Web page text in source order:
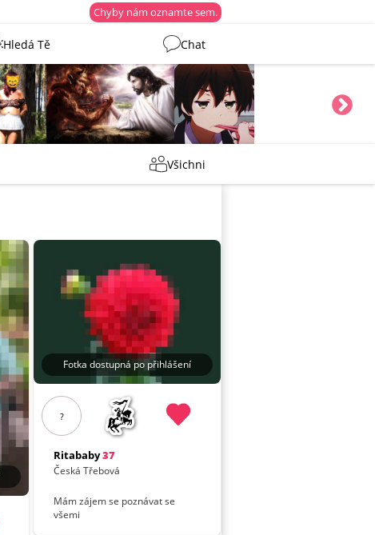
Chyby nám oznamte sem.
Hledá Tě Chat
Všichni
Fotka dostupná po přihlášení
?
Ritababy37
Česká Třebová
Mám zájem se poznávat se
všemi